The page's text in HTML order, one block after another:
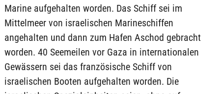
Marine aufgehalten worden. Das Schiff sei im
Mittelmeer von israelischen Marineschiffen
angehalten und dann zum Hafen Aschod gebracht
worden. 40 Seemeilen vor Gaza in internationalen
Gewässern sei das französische Schiff von
israelischen Booten aufgehalten worden. Die